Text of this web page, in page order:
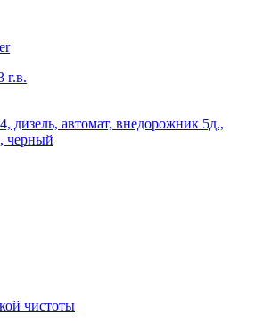
г.в.
дизель, автомат, внедорожник 5д.,
черный
чистоты